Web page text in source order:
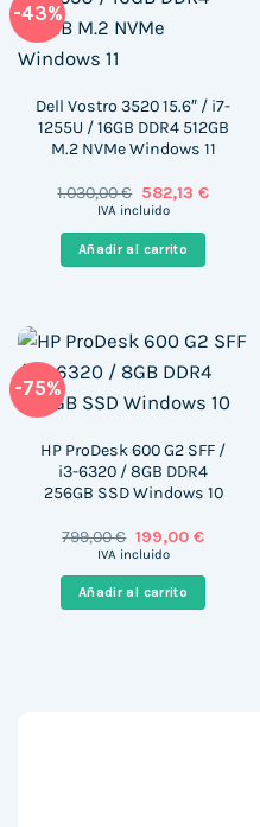
-43%
Dell Vostro 3520 15.6″ / i7-
1255U / 16GB DDR4 512GB
M.2 NVMe Windows 11
1.030,00€ El
precio
1.030,00 €.
582,13 €El
IVA incluido
Añadir al carrito
-75%
HP ProDesk 600 G2 SFF /
i3-6320 / 8GB DDR4
256GB SSD Windows 10
799,00€ El
precio
era:
799,00 €.
199,00 €El
es:
199,00 €.
IVA incluido
Añadir al carrito